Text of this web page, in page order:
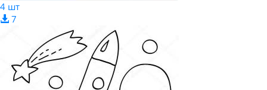
4 шт
7